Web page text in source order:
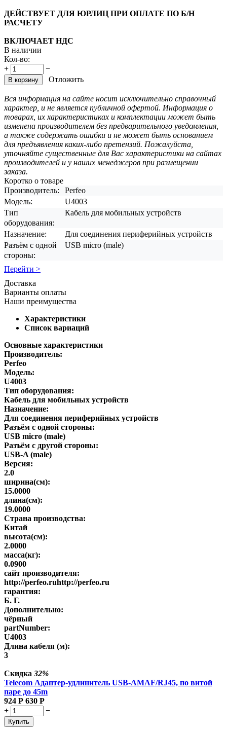
ДЕЙСТВУЕТ ДЛЯ ЮРЛИЦ ПРИ ОПЛАТЕ ПО Б/Н
РАСЧЕТУ
ВКЛЮЧАЕТ НДС
В наличии
Кол-во:
+
−
В корзину Отложить
Вся информация на сайте носит исключительно справочный
характер, и не является публичной офертой. Информация о
товарах, их характеристиках и комплектации может быть
изменена производителем без предварительного уведомления,
а также содержать ошибки и не может быть основанием
для предъявления каких-либо претензий. Пожалуйста,
уточняйте существенные для Вас характеристики на сайтах
производителей и у наших менеджеров при размещении
заказа.
Коротко о товаре
Производитель:
Perfeo
Модель:
U4003
Тип
оборудования:
Кабель для мобильных устройств
Назначение:
Для соединения периферийных устройств
Разъём с одной
стороны:
USB micro (male)
Перейти >
Доставка
Варианты оплаты
Наши преимущества
Характеристики
Список вариаций
Основные характеристики
Производитель:
Perfeo
Модель:
U4003
Тип оборудования:
Кабель для мобильных устройств
Назначение:
Для соединения периферийных устройств
Разъём с одной стороны:
USB micro (male)
Разъём с другой стороны:
USB-A (male)
Версия:
2.0
ширина(см):
15.0000
длина(см):
19.0000
Страна производства:
Китай
высота(см):
2.0000
масса(кг):
0.0900
сайт производителя:
http://perfeo.ruhttp://perfeo.ru
гарантия:
Б. Г.
Дополнительно:
чёрный
partNumber:
U4003
Длина кабеля (м):
3
Скидка 32%
Telecom Адаптер-удлинитель USB-AMAF/RJ45, по витой
паре до 45m
924 Р 630 Р
+
−
Купить